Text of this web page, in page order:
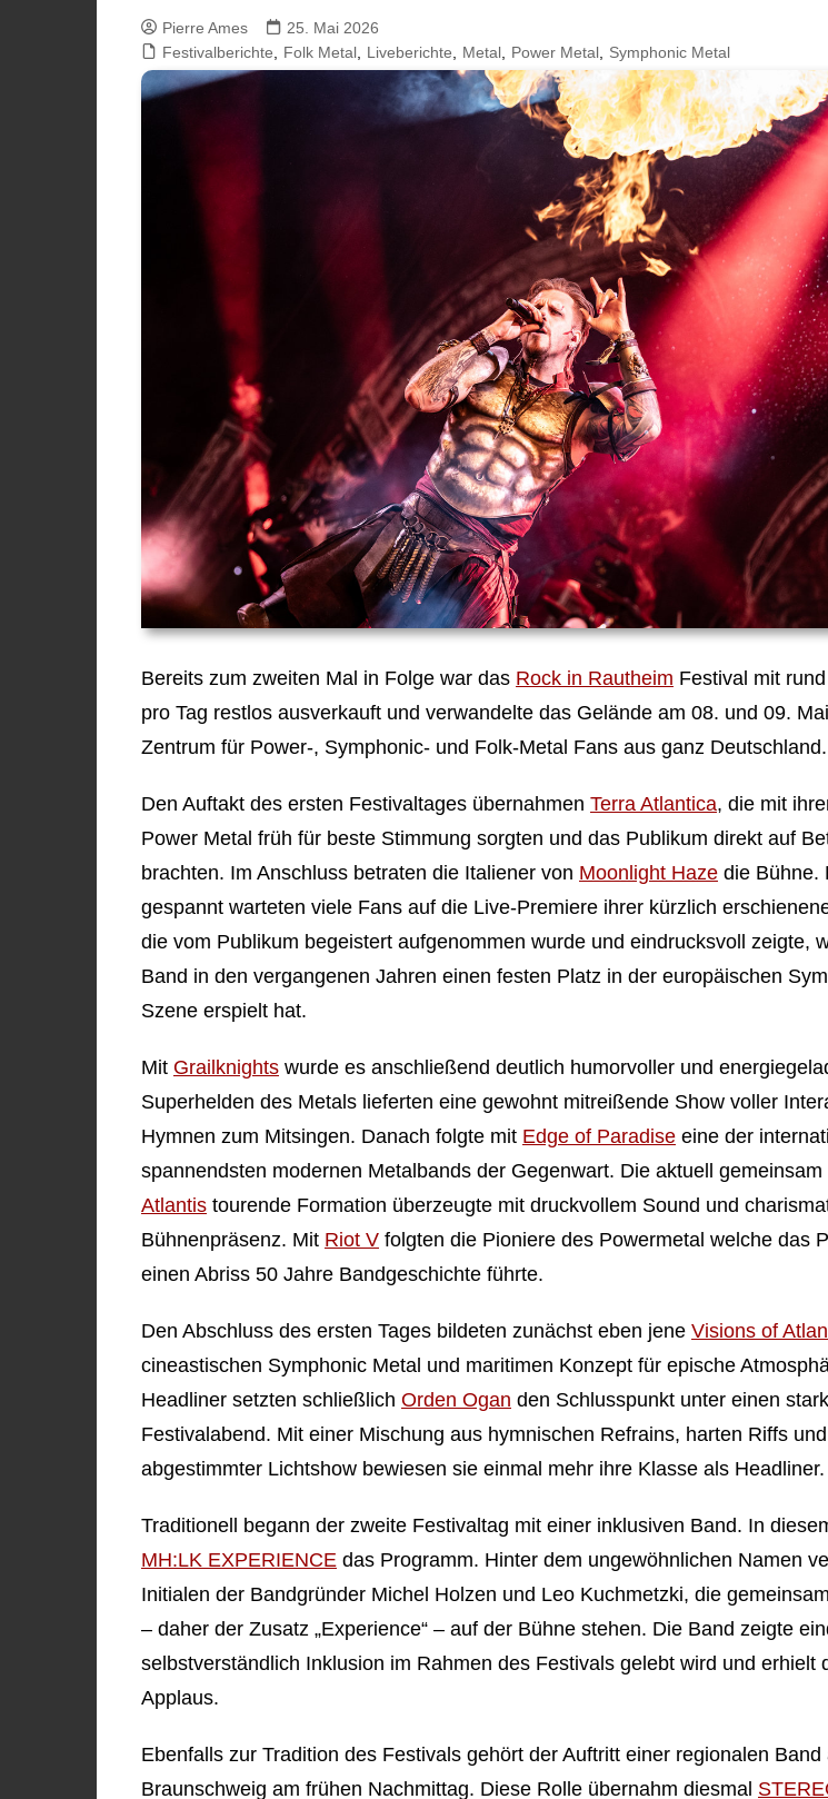
Pierre Ames
25. Mai 2026
Festivalberichte
Folk Metal Liveberichte Metal Power Metal Symphonic Metal
Bereits zum zweiten Mal in Folge war das Rock in Rautheim Festival mit
pro Tag restlos ausverkauft und verwandelte das Gelände am 08. und 09.
Zentrum für Power-, Symphonic- und Folk-Metal Fans aus ganz Deutschland.
Den Auftakt des ersten Festivaltages übernahmen Terra Atlantica, die mit
Power Metal früh für beste Stimmung sorgten und das Publikum direkt auf
brachten. Im Anschluss betraten die Italiener von Moonlight Haze die Bühne.
gespannt warteten viele Fans auf die Live-Premiere ihrer kürzlich
die vom Publikum begeistert aufgenommen wurde und eindrucksvoll zeigte,
Band in den vergangenen Jahren einen festen Platz in der europäischen
Szene erspielt hat.
Mit Grailknights wurde es anschließend deutlich humorvoller und
Superhelden des Metals lieferten eine gewohnt mitreißende Show voller
Hymnen zum Mitsingen. Danach folgte mit Edge of Paradise eine der
spannendsten modernen Metalbands der Gegenwart. Die aktuell gemeinsam
Atlantis tourende Formation überzeugte mit druckvollem Sound und
Bühnenpräsenz. Mit Riot V folgten die Pioniere des Powermetal welche das
einen Abriss 50 Jahre Bandgeschichte führte.
Den Abschluss des ersten Tages bildeten zunächst eben jene Visions of
cineastischen Symphonic Metal und maritimen Konzept für epische
Headliner setzten schließlich Orden Ogan den Schlusspunkt unter einen
Festivalabend. Mit einer Mischung aus hymnischen Refrains, harten Riffs
abgestimmter Lichtshow bewiesen sie einmal mehr ihre Klasse als Headliner.
Traditionell begann der zweite Festivaltag mit einer inklusiven Band. In
MH:LK EXPERIENCE das Programm. Hinter dem ungewöhnlichen Namen
Initialen der Bandgründer Michel Holzen und Leo Kuchmetzki, die
– daher der Zusatz „Experience“ – auf der Bühne stehen. Die Band zeigte
selbstverständlich Inklusion im Rahmen des Festivals gelebt wird und erhielt
Applaus.
Ebenfalls zur Tradition des Festivals gehört der Auftritt einer regionalen Band
Braunschweig am frühen Nachmittag. Diese Rolle übernahm diesmal